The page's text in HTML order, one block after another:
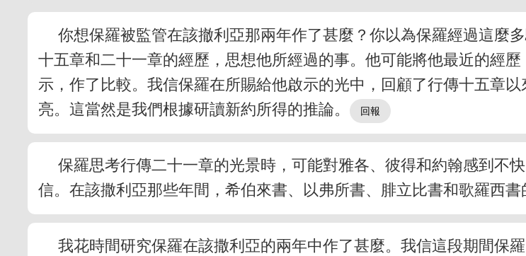
你想保羅被監管在該撤利亞那兩年作了甚麼？你以為保羅經過這麼
十五章和二十一章的經歷，思想他所經過的事。他可能將他最近的經
示，作了比較。我信保羅在所賜給他啟示的光中，回顧了行傳十五章
亮。這當然是我們根據研讀新約所得的推論。
保羅思考行傳二十一章的光景時，可能對雅各、彼得和約翰感到不
信。在該撒利亞那些年間，希伯來書、以弗所書、腓立比書和歌羅西書
我花時間研究保羅在該撒利亞的兩年中作了甚麼。我信這段期間保